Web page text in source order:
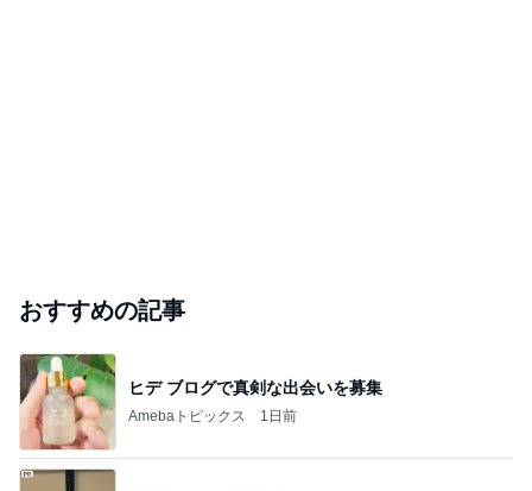
おすすめの記事
ヒデ ブログで真剣な出会いを募集
Amebaトピックス 1日前